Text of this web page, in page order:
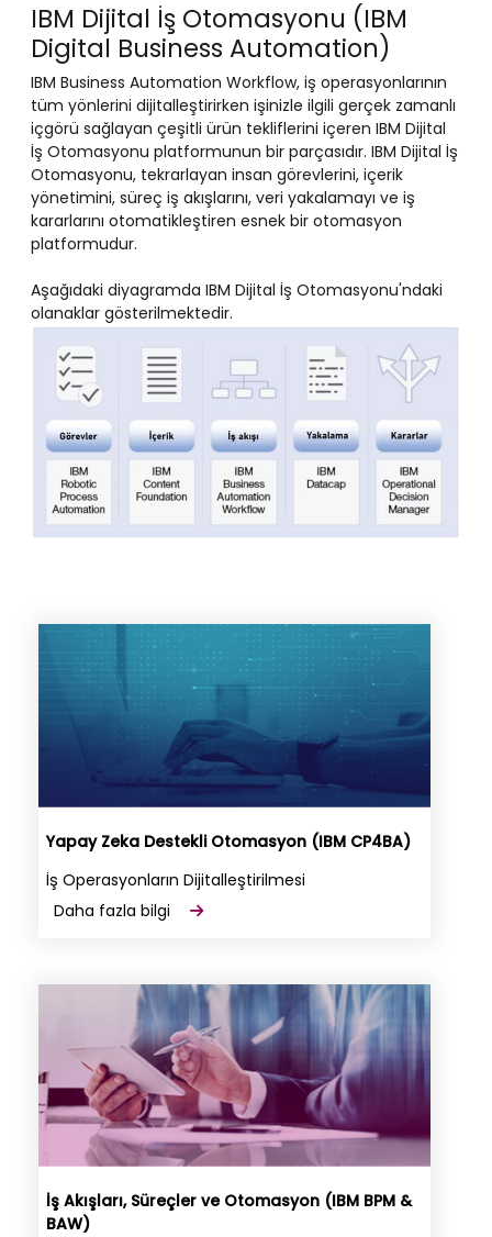
IBM Dijital İş Otomasyonu (IBM
Digital Business Automation)
IBM Business Automation Workflow, iş operasyonlarının
tüm yönlerini dijitalleştirirken işinizle ilgili gerçek zamanlı
içgörü sağlayan çeşitli ürün tekliflerini içeren IBM Dijital
İş Otomasyonu platformunun bir parçasıdır. IBM Dijital İş
Otomasyonu, tekrarlayan insan görevlerini, içerik
yönetimini, süreç iş akışlarını, veri yakalamayı ve iş
kararlarını otomatikleştiren esnek bir otomasyon
platformudur.
Aşağıdaki diyagramda IBM Dijital İş Otomasyonu'ndaki
olanaklar gösterilmektedir.
Yapay Zeka Destekli Otomasyon (IBM CP4BA)
İş Operasyonların Dijitalleştirilmesi
Daha fazla bilgi
İş Akışları, Süreçler ve Otomasyon (IBM BPM &
BAW)